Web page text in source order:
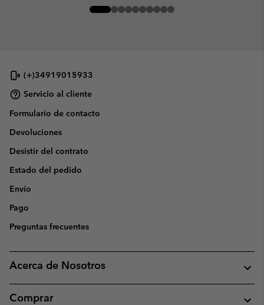
(+)34919015933
Servicio al cliente
Formulario de contacto
Devoluciones
Desistir del contrato
Estado del pedido
Envío
Pago
Preguntas frecuentes
Acerca de Nosotros
Comprar